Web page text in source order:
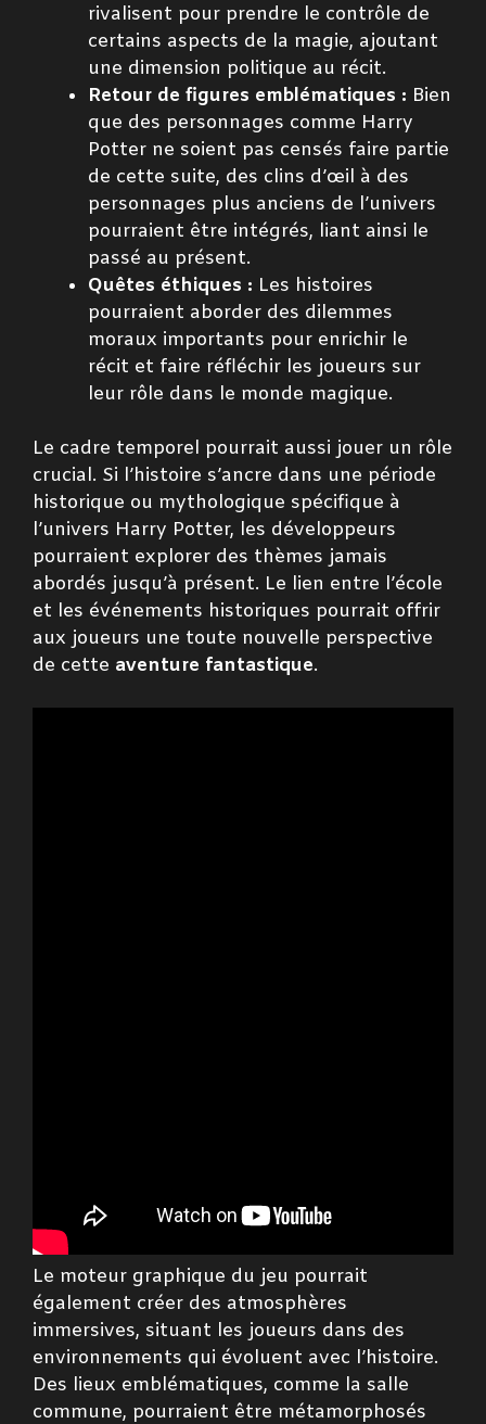
rivalisent pour prendre le contrôle de
certains aspects de la magie, ajoutant
une dimension politique au récit.
Retour de figures emblématiques : Bien
que des personnages comme Harry
Potter ne soient pas censés faire partie
de cette suite, des clins d’œil à des
personnages plus anciens de l’univers
pourraient être intégrés, liant ainsi le
passé au présent.
Quêtes éthiques : Les histoires
pourraient aborder des dilemmes
moraux importants pour enrichir le
récit et faire réfléchir les joueurs sur
leur rôle dans le monde magique.
Le cadre temporel pourrait aussi jouer un rôle
crucial. Si l’histoire s’ancre dans une période
historique ou mythologique spécifique à
l’univers Harry Potter, les développeurs
pourraient explorer des thèmes jamais
abordés jusqu’à présent. Le lien entre l’école
et les événements historiques pourrait offrir
aux joueurs une toute nouvelle perspective
de cette aventure fantastique.
Le moteur graphique du jeu pourrait
également créer des atmosphères
immersives, situant les joueurs dans des
environnements qui évoluent avec l’histoire.
Des lieux emblématiques, comme la salle
commune, pourraient être métamorphosés